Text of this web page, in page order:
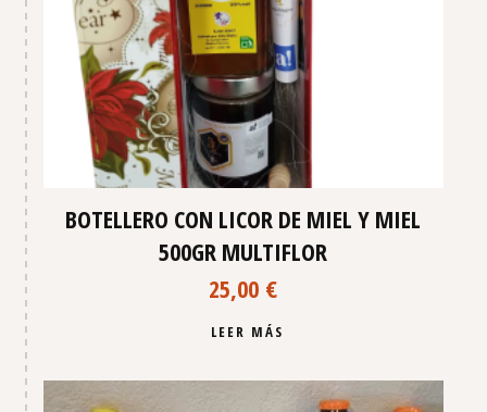
BOTELLERO CON LICOR DE MIEL Y MIEL
500GR MULTIFLOR
25,00 €
LEER MÁS